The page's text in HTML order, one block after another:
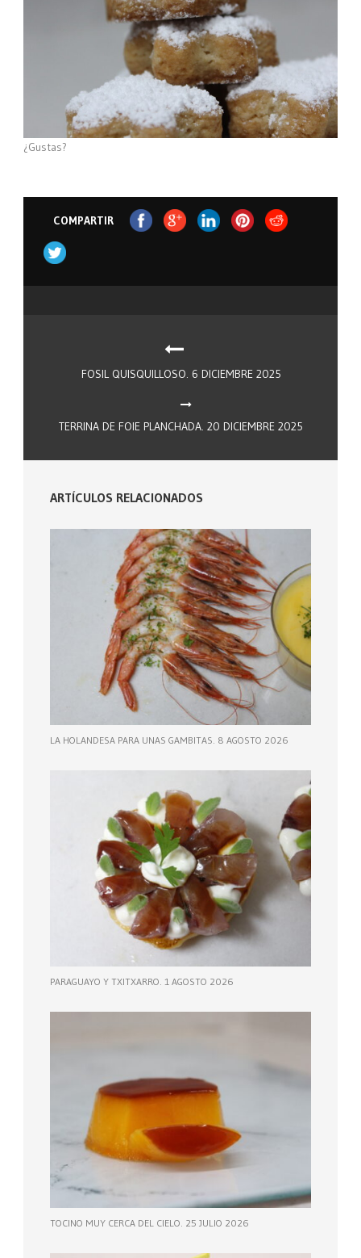
¿Gustas?
COMPARTIR
FOSIL QUISQUILLOSO. 6 DICIEMBRE 2025
TERRINA DE FOIE PLANCHADA. 20 DICIEMBRE 2025
ARTÍCULOS RELACIONADOS
LA HOLANDESA PARA UNAS GAMBITAS. 8 AGOSTO 2026
PARAGUAYO Y TXITXARRO. 1 AGOSTO 2026
TOCINO MUY CERCA DEL CIELO. 25 JULIO 2026